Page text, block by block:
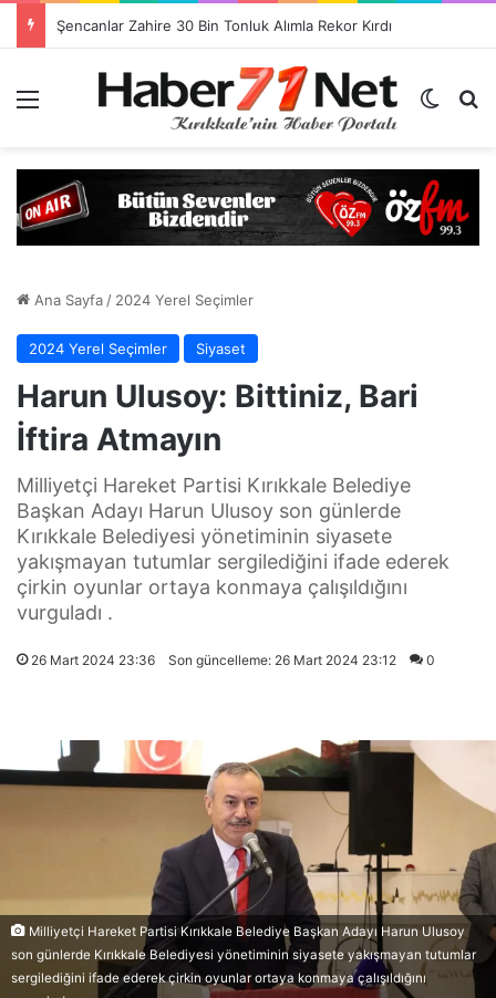
Dış
Ana Sayfa/ 2024 Yerel Seçimler
2024 Yerel Seçimler Siyaset
Harun Ulusoy: Bittiniz, Bari
İftira Atmayın
Milliyetçi Hareket Partisi Kırıkkale Belediye
Başkan Adayı Harun Ulusoy son günlerde
Kırıkkale Belediyesi yönetiminin siyasete
yakışmayan tutumlar sergilediğini ifade ederek
çirkin oyunlar ortaya konmaya çalışıldığını
vurguladı .
26 Mart 2024 23:36 Son güncelleme: 26 Mart 2024 23:12 0
Milliyetçi Hareket Partisi Kırıkkale Belediye Başkan Adayı Harun Ulusoy
son günlerde Kırıkkale Belediyesi yönetiminin siyasete yakışmayan tutumlar
sergilediğini ifade ederek çirkin oyunlar ortaya konmaya çalışıldığını